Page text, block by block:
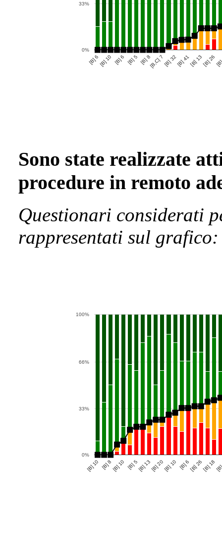
[B] 6[B] 10 [B] 6 [B] 5 [B] 8[B,C] 7[B] 32[B] 41[B] 13[B] 26
0%
33%
Sono state realizzate
procedure in remoto
Questionari considerati
rappresentati sul
[B] 10 [B] 8[B] 10 [B] 5[B] 13[B] 20[B] 10 [B] 6[B] 26[B] 18
0%
33%
66%
100%